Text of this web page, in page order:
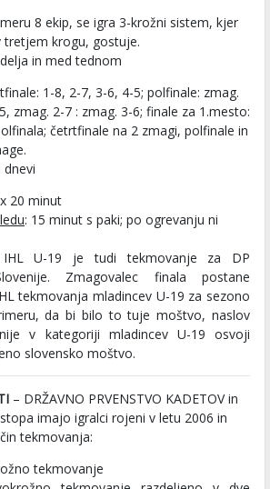
8 ekip, se igra 3-krožni sistem, kjer
tretjem krogu, gostuje.
in med tednom
1-8, 2-7, 3-6, 4-5; polfinale: zmag.
zmag. 2-7 : zmag. 3-6; finale za 1.mesto:
četrtfinale na 2 zmagi, polfinale in
dnevi
20 minut
: 15 minut s paki; po ogrevanju ni
IHL U-19 je tudi tekmovanje za DP
Zmagovalec finala postane
tekmovanja mladincev U-19 za sezono
da bi bilo to tuje moštvo, naslov
v kategoriji mladincev U-19 osvoji
slovensko moštvo.
– DRŽAVNO PRVENSTVO KADETOV in
imajo igralci rojeni v letu 2006 in
tekmovanja:
tekmovanje